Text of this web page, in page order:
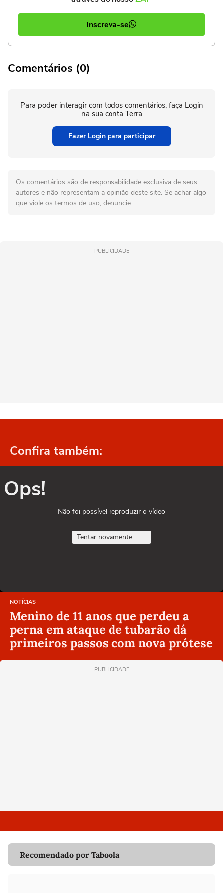
Inscreva-se
Comentários (0)
Para poder interagir com todos comentários, faça Login
na sua conta Terra
Fazer Login para participar
Os comentários são de responsabilidade exclusiva de seus
autores e não representam a opinião deste site. Se achar algo
que viole os termos de uso, denuncie.
PUBLICIDADE
Confira também:
Ops!
Não foi possível reproduzir o vídeo
Tentar novamente
NOTÍCIAS
Menino de 11 anos que perdeu a
perna em ataque de tubarão dá
primeiros passos com nova prótese
PUBLICIDADE
Recomendado por Taboola